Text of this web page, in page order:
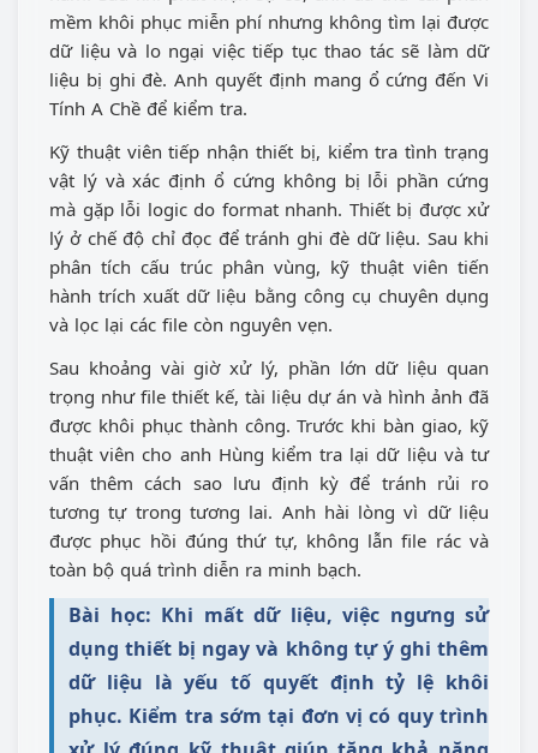
mềm khôi phục miễn phí nhưng không tìm lại được
dữ liệu và lo ngại việc tiếp tục thao tác sẽ làm dữ
liệu bị ghi đè. Anh quyết định mang ổ cứng đến Vi
Tính A Chề để kiểm tra.
Kỹ thuật viên tiếp nhận thiết bị, kiểm tra tình trạng
vật lý và xác định ổ cứng không bị lỗi phần cứng
mà gặp lỗi logic do format nhanh. Thiết bị được xử
lý ở chế độ chỉ đọc để tránh ghi đè dữ liệu. Sau khi
phân tích cấu trúc phân vùng, kỹ thuật viên tiến
hành trích xuất dữ liệu bằng công cụ chuyên dụng
và lọc lại các file còn nguyên vẹn.
Sau khoảng vài giờ xử lý, phần lớn dữ liệu quan
trọng như file thiết kế, tài liệu dự án và hình ảnh đã
được khôi phục thành công. Trước khi bàn giao, kỹ
thuật viên cho anh Hùng kiểm tra lại dữ liệu và tư
vấn thêm cách sao lưu định kỳ để tránh rủi ro
tương tự trong tương lai. Anh hài lòng vì dữ liệu
được phục hồi đúng thứ tự, không lẫn file rác và
toàn bộ quá trình diễn ra minh bạch.
Bài học: Khi mất dữ liệu, việc ngưng sử
dụng thiết bị ngay và không tự ý ghi thêm
dữ liệu là yếu tố quyết định tỷ lệ khôi
phục. Kiểm tra sớm tại đơn vị có quy trình